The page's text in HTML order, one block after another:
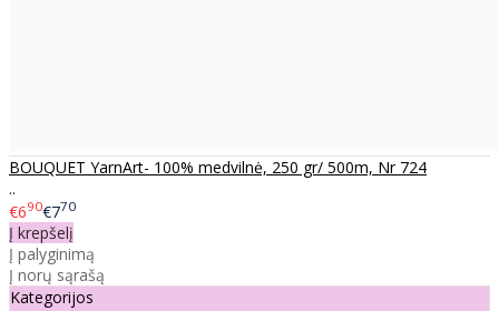
BOUQUET YarnArt- 100% medvilnė, 250 gr/ 500m, Nr 724
..
€690€770
Į krepšelį
Į palyginimą
Į norų sąrašą
Kategorijos